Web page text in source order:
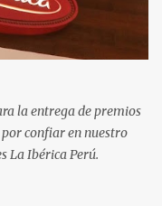
la entrega de premios
confiar en nuestro
La Ibérica Perú.